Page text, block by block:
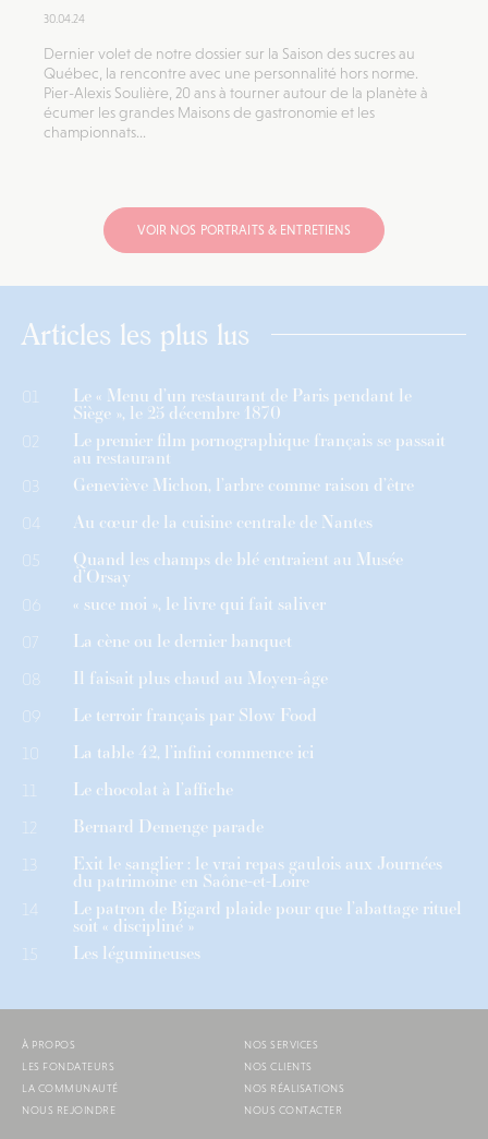
30.04.24
Dernier volet de notre dossier sur la Saison des sucres au
Québec, la rencontre avec une personnalité hors norme.
Pier-Alexis Soulière, 20 ans à tourner autour de la planète à
écumer les grandes Maisons de gastronomie et les
championnats...
VOIR NOS PORTRAITS & ENTRETIENS
Articles les plus lus
01 Le « Menu d’un restaurant de Paris pendant le
Siège », le 25 décembre 1870
02 Le premier film pornographique français se passait
au restaurant
03 Geneviève Michon, l’arbre comme raison d’être
04 Au cœur de la cuisine centrale de Nantes
05 Quand les champs de blé entraient au Musée
d’Orsay
06 « suce moi », le livre qui fait saliver
07 La cène ou le dernier banquet
08 Il faisait plus chaud au Moyen-âge
09 Le terroir français par Slow Food
10 La table 42, l’infini commence ici
11 Le chocolat à l’affiche
12 Bernard Demenge parade
13 Exit le sanglier : le vrai repas gaulois aux Journées
du patrimoine en Saône-et-Loire
14 Le patron de Bigard plaide pour que l’abattage rituel
soit « discipliné »
15 Les légumineuses
À PROPOS
LES FONDATEURS
LA COMMUNAUTÉ
NOUS REJOINDRE
NOS SERVICES
NOS CLIENTS
NOS RÉALISATIONS
NOUS CONTACTER